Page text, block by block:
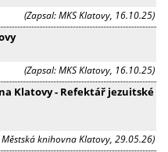
(Zapsal: MKS Klatovy, 16.10.25)
(Zapsal: MKS Klatovy, 16.10.25)
Klatovy - Refektář jezuitské
Městská knihovna Klatovy, 29.05.26)